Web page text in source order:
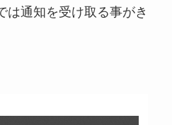
は通知を受け取る事がき